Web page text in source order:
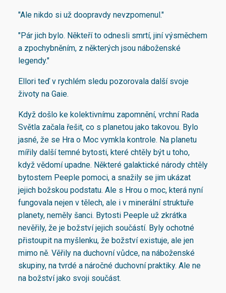
"Ale nikdo si už doopravdy nevzpomenul."
"Pár jich bylo. Někteří to odnesli smrtí, jiní výsměchem
a zpochybněním, z některých jsou náboženské
legendy."
Ellori teď v rychlém sledu pozorovala další svoje
životy na Gaie.
Když došlo ke kolektivnímu zapomnění, vrchní Rada
Světla začala řešit, co s planetou jako takovou. Bylo
jasné, že se Hra o Moc vymkla kontrole. Na planetu
mířily další temné bytosti, které chtěly být u toho,
když vědomí upadne. Některé galaktické národy chtěly
bytostem Peeple pomoci, a snažily se jim ukázat
jejich božskou podstatu. Ale s Hrou o moc, která nyní
fungovala nejen v tělech, ale i v minerální struktuře
planety, neměly šanci. Bytosti Peeple už zkrátka
nevěřily, že je božství jejich součástí. Byly ochotné
přistoupit na myšlenku, že božství existuje, ale jen
mimo ně. Věřily na duchovní vůdce, na náboženské
skupiny, na tvrdé a náročné duchovní praktiky. Ale ne
na božství jako svoji součást.